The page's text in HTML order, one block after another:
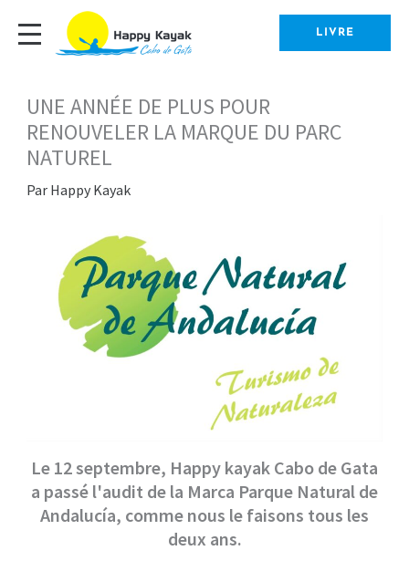
LIVRE
UNE ANNÉE DE PLUS POUR
RENOUVELER LA MARQUE DU PARC
NATUREL
Par Happy Kayak
Le 12 septembre, Happy kayak Cabo de Gata
a passé l'audit de la Marca Parque Natural de
Andalucía, comme nous le faisons tous les
deux ans.